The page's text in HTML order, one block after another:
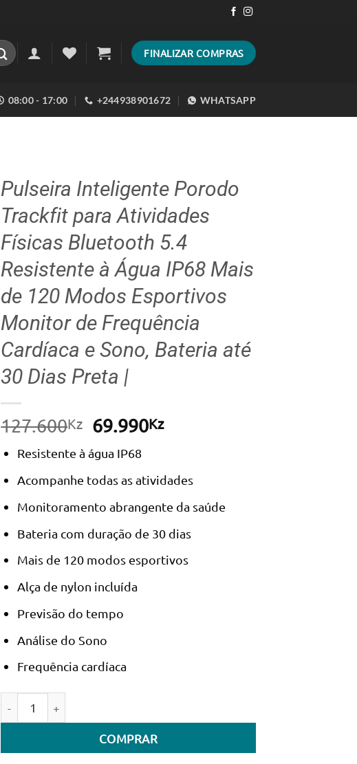
FINALIZAR COMPRAS
08:00 - 17:00 +244938901672 WHATSAPP
Pulseira Inteligente Porodo
Trackfit para Atividades
Físicas Bluetooth 5.4
Resistente à Água IP68 Mais
de 120 Modos Esportivos
Monitor de Frequência
Cardíaca e Sono, Bateria até
30 Dias Preta |
127.600Kz O
original
era:
127.600Kz.
69.990KzO
é:
69.990Kz.
Resistente à água IP68
Acompanhe todas as atividades
Monitoramento abrangente da saúde
Bateria com duração de 30 dias
Mais de 120 modos esportivos
Alça de nylon incluída
Previsão do tempo
Análise do Sono
Frequência cardíaca
COMPRAR